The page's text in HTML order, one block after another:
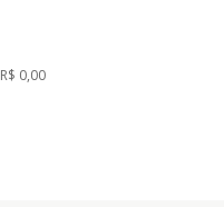
R$ 0,00